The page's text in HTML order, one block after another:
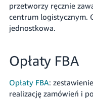
przetworzy ręcznie
centrum logistycznym.
jednostkowa.
Opłaty FBA
Opłaty FBA:
realizację zamówień i